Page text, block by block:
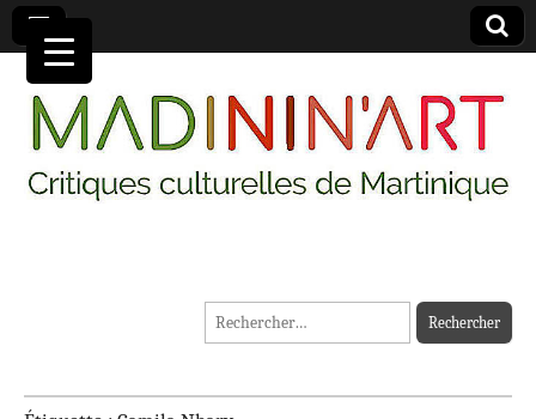
MADININ'ART
Rechercher :